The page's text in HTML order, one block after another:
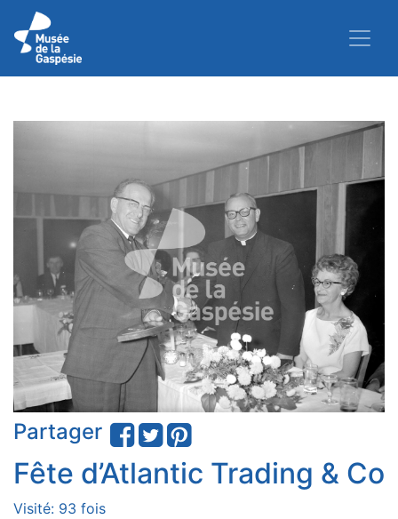
Partager
Fête d’Atlantic Trading & Co
Visité: 93 fois